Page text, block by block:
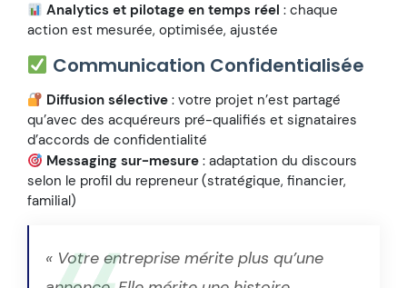
Analytics et pilotage en temps réel : chaque
action est mesurée, optimisée, ajustée
Communication Confidentialisée
Diffusion sélective : votre projet n’est partagé
qu’avec des acquéreurs pré-qualifiés et signataires
d’accords de confidentialité
Messaging sur-mesure : adaptation du discours
selon le profil du repreneur (stratégique, financier,
familial)
« Votre entreprise mérite plus qu’une